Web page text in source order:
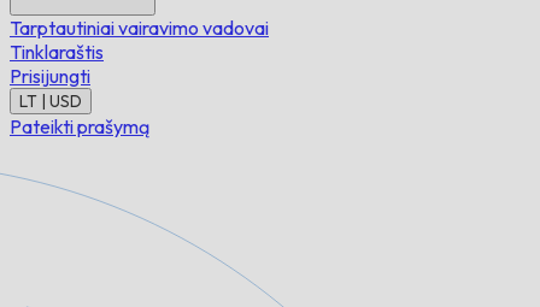
Tarptautiniai vairavimo vadovai
Tinklaraštis
Prisijungti
LT | USD
Pateikti prašymą